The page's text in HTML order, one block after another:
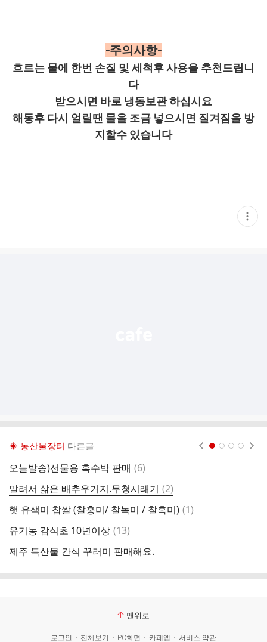
-주의사항-
흐르는 물에 한번 손질 및 세척후 사용을 추천드립니
다
받으시면 바로 냉동보관 하십시요
해동후 다시 얼릴땐 물을 조금 넣으시면 질겨짐을 방
지할수 있습니다
현
재
◈ 농산물장터 다른글
오늘발송)선물용 흑수박 판매 댓
(6)
말려서 삶은 배추우거지.무청시래기 댓
글
(2)
햇 유색미 찹쌀 (찰홍미/ 찰녹미 / 찰흑미) 댓
(1)
유기농 감식초 10년이상 댓
(13)
제주 특산물 간식 꾸러미 판매해요.
맨위로
로그인 전체보기 PC화면 카페앱 서비스 약관